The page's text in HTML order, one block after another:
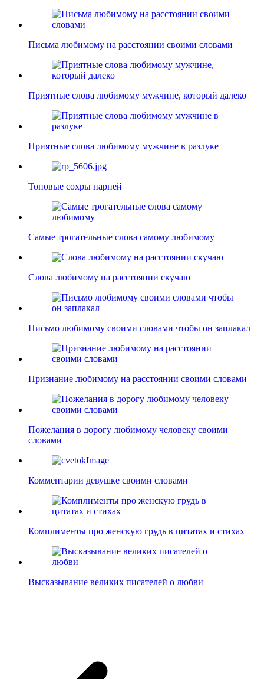
Письма любимому на расстоянии своими словами
Приятные слова любимому мужчине, который далеко
Приятные слова любимому мужчине в разлуке
Топовые сохры парней
Самые трогательные слова самому любимому
Слова любимому на расстоянии скучаю
Письмо любимому своими словами чтобы он заплакал
Признание любимому на расстоянии своими словами
Пожелания в дорогу любимому человеку своими
словами
Комментарии девушке своими словами
Комплименты про женскую грудь в цитатах и стихах
Высказывание великих писателей о любви